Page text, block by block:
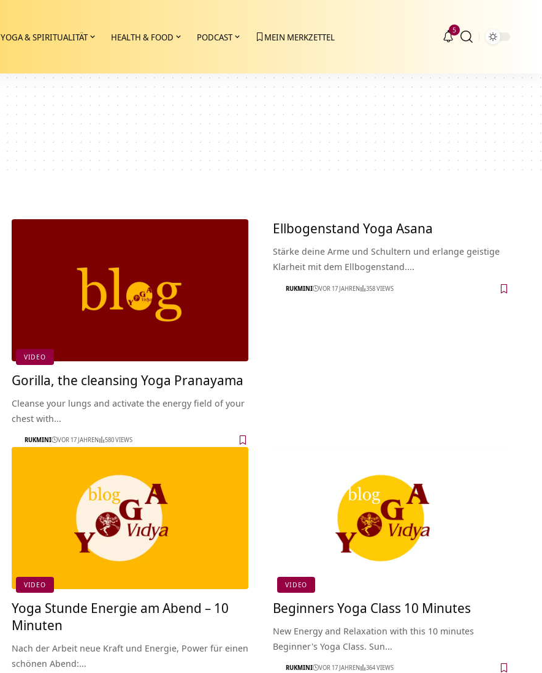
YOGA & SPIRITUALITÄT HEALTH & FOOD PODCAST MEIN MERKZETTEL
5
VIDEO
Gorilla, the cleansing Yoga Pranayama
Cleanse your lungs and activate the energy field of your
chest with…
RUKMINI VOR 17 JAHREN 580 VIEWS
Ellbogenstand Yoga Asana
Stärke deine Arme und Schultern und erlange geistige
Klarheit mit dem Ellbogenstand.…
RUKMINI VOR 17 JAHREN 358 VIEWS
VIDEO
Yoga Stunde Energie am Abend – 10
Minuten
Nach der Arbeit neue Kraft und Energie, Power für einen
schönen Abend:…
VIDEO
Beginners Yoga Class 10 Minutes
New Energy and Relaxation with this 10 minutes
Beginner's Yoga Class. Sun…
RUKMINI VOR 17 JAHREN 364 VIEWS